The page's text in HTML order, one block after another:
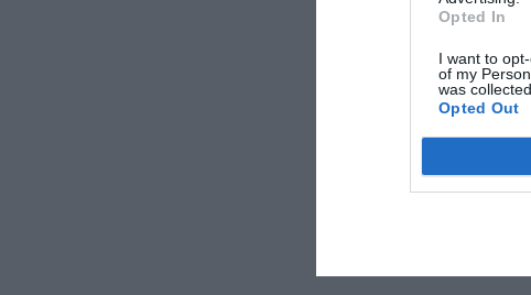
Opted In
I want to
of my
was collected.
Opted Out